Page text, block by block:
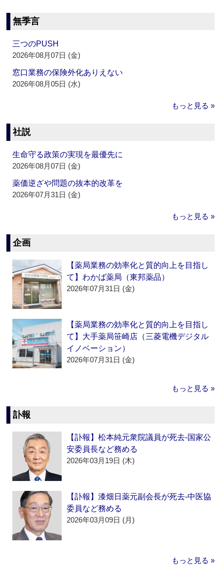
無季言
三つのPUSH
2026年08月07日 (金)
窓口業務の保険外化ありえない
2026年08月05日 (水)
もっと見る »
社説
生命守る政策の実現を最優先に
2026年08月07日 (金)
薬価逆ざや問題の抜本的改革を
2026年07月31日 (金)
もっと見る »
企画
【薬局業務の効率化と質的向上を目指し
て】わかば薬局（東邦薬品）
2026年07月31日 (金)
【薬局業務の効率化と質的向上を目指し
て】大手薬局笹崎店（三菱電機デジタル
イノベーション）
2026年07月31日 (金)
もっと見る »
訃報
【訃報】松本純元衆院議員が死去‐国家公
安委員長など務める
2026年03月19日 (木)
【訃報】漆畑日薬元副会長が死去‐中医協
委員など務める
2026年03月09日 (月)
もっと見る »